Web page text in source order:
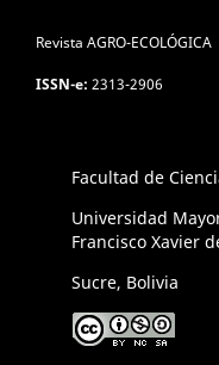
Revista AGRO-ECOLÓGICA
ISSN-e: 2313-2906
Facultad de
Universidad
Francisco Xavier
Sucre, Bolivia